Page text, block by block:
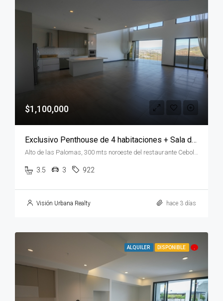
$1,100,000
Exclusivo Penthouse de 4 habitaciones + Sala de TV en Flats 21
3.5 3 922
Visión Urbana Realty hace 3 días
ALQUILER DISPONIBLE